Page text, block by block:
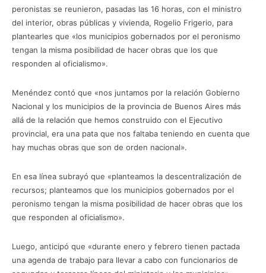
peronistas se reunieron, pasadas las 16 horas, con el ministro
del interior, obras públicas y vivienda, Rogelio Frigerio, para
plantearles que «los municipios gobernados por el peronismo
tengan la misma posibilidad de hacer obras que los que
responden al oficialismo».
Menéndez contó que «nos juntamos por la relación Gobierno
Nacional y los municipios de la provincia de Buenos Aires más
allá de la relación que hemos construido con el Ejecutivo
provincial, era una pata que nos faltaba teniendo en cuenta que
hay muchas obras que son de orden nacional».
En esa línea subrayó que «planteamos la descentralización de
recursos; planteamos que los municipios gobernados por el
peronismo tengan la misma posibilidad de hacer obras que los
que responden al oficialismo».
Luego, anticipó que «durante enero y febrero tienen pactada
una agenda de trabajo para llevar a cabo con funcionarios de